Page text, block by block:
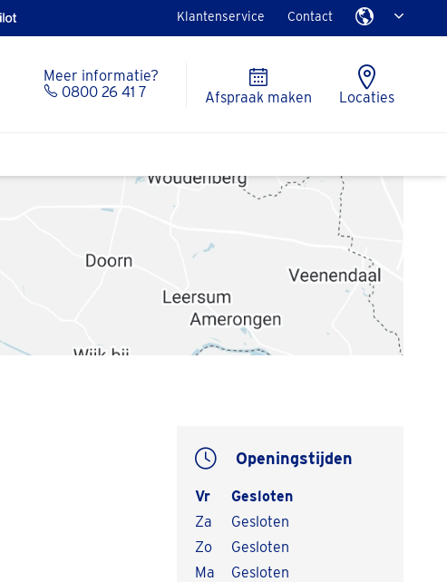
Klantenservice Contact
Meer informatie?
0800 26 41 7
Afspraak maken Locaties
Openingstijden
Vr
Gesloten
Za
Gesloten
Zo
Gesloten
Ma
Gesloten